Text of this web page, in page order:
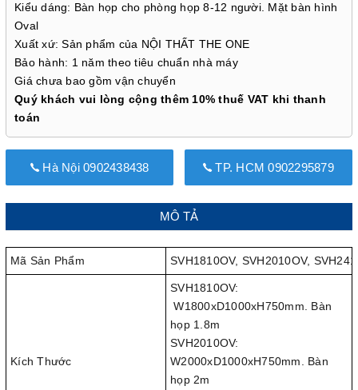
Kiểu dáng: Bàn họp cho phòng họp 8-12 người. Mặt bàn hình
Oval
Xuất xứ: Sản phẩm của NỘI THẤT THE ONE
Bảo hành: 1 năm theo tiêu chuẩn nhà máy
Giá chưa bao gồm vận chuyển
Quý khách vui lòng cộng thêm 10% thuế VAT khi thanh
toán
Hà Nội 0902438438 TP. HCM 0902295879
MÔ TẢ
Mã Sản Phẩm SVH1810OV, SVH2010OV,
Kích Thước
SVH1810OV:
W1800xD1000xH750mm. Bàn
họp 1.8m
SVH2010OV:
W2000xD1000xH750mm. Bàn
họp 2m